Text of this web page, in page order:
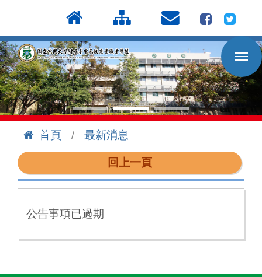
到
主
要
內
容
區
首頁
最新消息
回上一頁
公告事項已過期